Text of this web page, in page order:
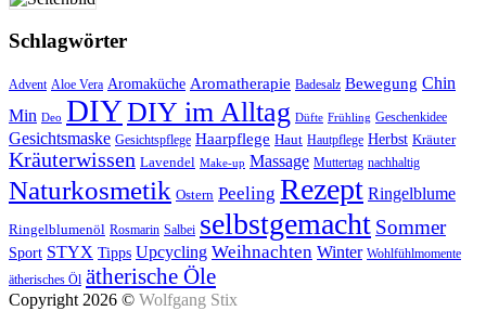
Schlagwörter
Advent Aloe Vera Aromaküche Aromatherapie Badesalz Bewegung Chin
Min Deo DIYDIY im Alltag Düfte Frühling Geschenkidee
Gesichtsmaske Gesichtspflege Haarpflege Haut Hautpflege Herbst Kräuter
Kräuterwissen Lavendel Make-up Massage Muttertag nachhaltig
Naturkosmetik Ostern Peeling Rezept Ringelblume
Ringelblumenöl Rosmarin Salbei selbstgemacht Sommer
Sport STYX Tipps Upcycling Weihnachten Winter Wohlfühlmomente
ätherisches Öl ätherische Öle
Copyright 2026 © Wolfgang Stix